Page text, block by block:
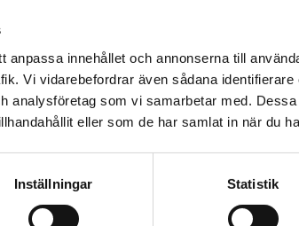
anpassa innehållet och annonserna till
Vi vidarebefordrar även sådana
analysföretag som vi samarbetar med.
eller som de har samlat in när du
Inställningar Statistik
per år kan
Under 2016
­satsade
en stor